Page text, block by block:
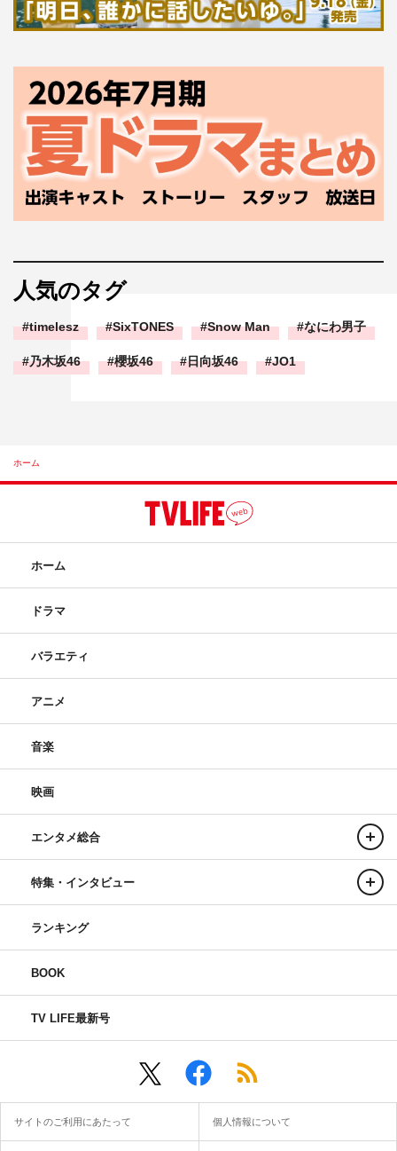
人気のタグ
timelesz SixTONES Snow Man なにわ男子
乃木坂46 櫻坂46 日向坂46 JO1
ホーム
ホーム
ドラマ
バラエティ
アニメ
音楽
映画
エンタメ総合
特集・インタビュー
ランキング
BOOK
TV LIFE最新号
サイトのご利用にあたって 個人情報について